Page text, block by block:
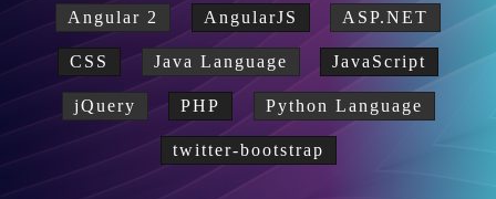
Angular 2 AngularJS ASP.NET
CSS Java Language JavaScript
jQuery PHP Python Language
twitter-bootstrap